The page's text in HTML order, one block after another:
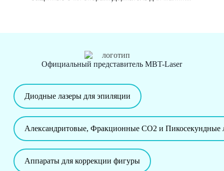
Официальный представитель MBT-Laser
Диодные лазеры для эпиляции
Александритовые, Фракционные CO2 и Пикосекундные
Аппараты для коррекции фигуры